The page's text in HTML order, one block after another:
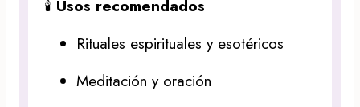
🕯️ Usos recomendados
Rituales espirituales y esotéricos
Meditación y oración